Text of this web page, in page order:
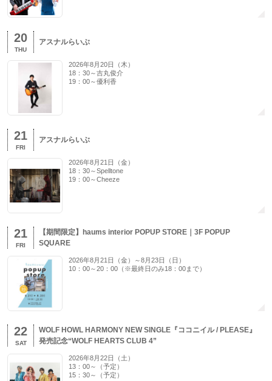
20
THU
アスナルらいぶ
2026年8月20日（木）
18：30～吉丸俊介
19：00～優利香
21
FRI
アスナルらいぶ
2026年8月21日（金）
18：30～Spelltone
19：00～Cheeze
21
FRI
【期間限定】haums interior POPUP STORE｜3F POPUP
SQUARE
2026年8月21日（金）～8月23日（日）
10：00～20：00（※最終日のみ18：00まで）
22
SAT
WOLF HOWL HARMONY NEW SINGLE『ココニイル / PLEASE』
発売記念“WOLF HEARTS CLUB 4”
2026年8月22日（土）
13：00～（予定）
15：30～（予定）